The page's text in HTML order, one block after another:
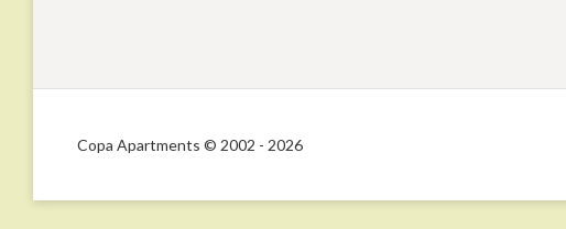
Copa Apartments © 2002 - 2026